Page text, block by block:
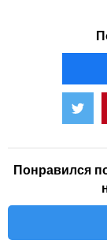
Понравился